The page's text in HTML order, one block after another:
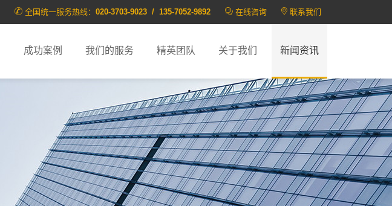
全国统一服务热线： 020-3703-9023 / 135-7052-9892 在线咨询 联系我们
成功案例 我们的服务 精英团队 关于我们 新闻资讯